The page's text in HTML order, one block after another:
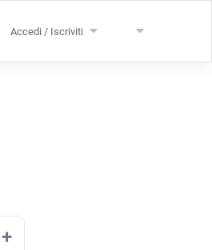
Accedi / Iscriviti